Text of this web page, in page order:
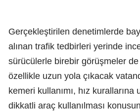
Gerçekleştirilen denetimlerde
alınan trafik tedbirleri yerinde
sürücülerle birebir görüşmeler de
özellikle uzun yola çıkacak
kemeri kullanımı, hız kurallarına
dikkatli araç kullanılması